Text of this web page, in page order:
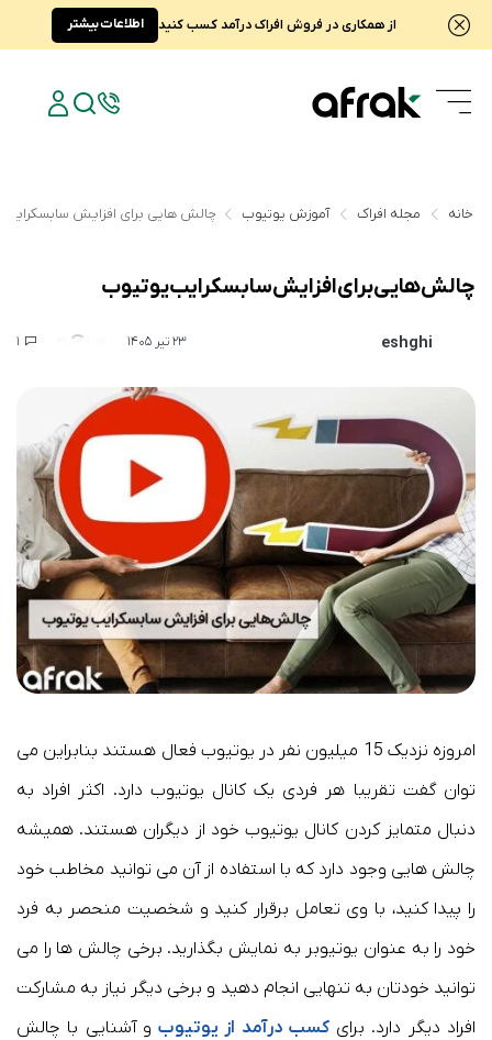
از همکاری در فروش افراک درآمد کسب کنید اطلاعات بیشتر
خانه مجله افراک آموزش یوتیوب چالش هایی برای افزایش
چالش هایی برای افزایش سابسکرایب یوتیوب
eshghi 23 تیر 1405
امروزه نزدیک 15 میلیون نفر در یوتیوب فعال هستند بنابراین می
توان گفت تقریبا هر فردی یک کانال یوتیوب دارد. اکثر افراد به
دنبال متمایز کردن کانال یوتیوب خود از دیگران هستند. همیشه
چالش هایی وجود دارد که با استفاده از آن می توانید مخاطب خود
را پیدا کنید، با وی تعامل برقرار کنید و شخصیت منحصر به فرد
خود را به عنوان یوتیوبر به نمایش بگذارید. برخی چالش ها را می
توانید خودتان به تنهایی انجام دهید و برخی دیگر نیاز به مشارکت
افراد دیگر دارد. برایکسب درآمد از یوتیوبو آشنایی با چالش